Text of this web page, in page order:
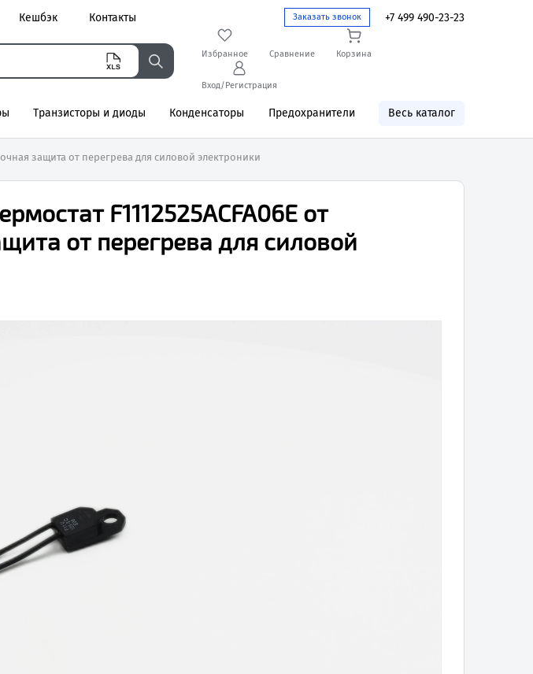
Заказать звонок +7 499 490-23-23
Кешбэк Контакты
Избранное Сравнение Корзина
Вход/Регистрация
Транзисторы и диоды Конденсаторы Предохранители Весь каталог
защита от перегрева для силовой электроники
F1112525ACFA06E от
от перегрева для силовой